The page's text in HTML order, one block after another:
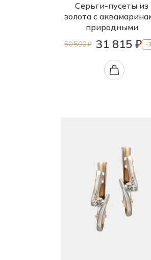
Серьги-пусеты из
золота с
природными
50 500 ₽ 31 815 ₽ -